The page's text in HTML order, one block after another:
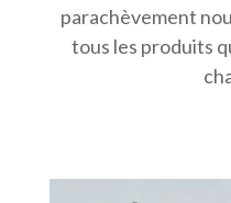
parachèvement
tous les produits